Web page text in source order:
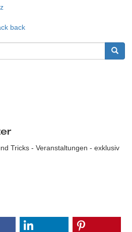
back
Tricks - Veranstaltungen - exklusiv